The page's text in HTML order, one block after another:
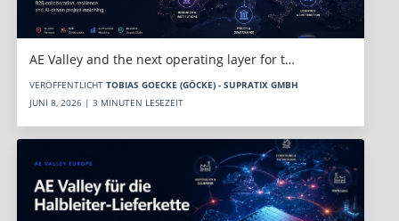
AE Valley and the next operating layer for t…
VERÖFFENTLICHT TOBIAS GOECKE (GÖCKE) - SUPRATIX GMBH
JUNI 8, 2026 | 3 MINUTEN LESEZEIT